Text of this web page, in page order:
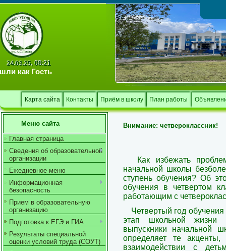
24.03.25, 08:21
как Гость
Карта сайта Контакты Приём в школу План работы
Меню сайта
Главная страница
Сведения об образовательной
организации
Ежедневное меню
Информационная
безопасность
Прием в образовательную
организацию
Подготовка к ЕГЭ и ГИА
Результаты специальной
оценки условий труда (СОУТ)
Внимание: четвероклассник!
Как избежать
начальной школы
ступень обучения? Об
обучения в четвертом
работающим с
Четвертый год
этап школьной жизни
выпускники начальной
определяет те
взаимодействии с